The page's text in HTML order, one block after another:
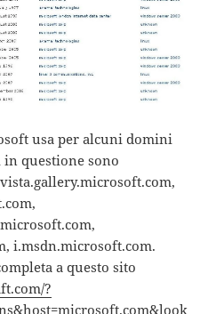
usa per alcuni domini
questione sono
i.msdn.microsoft.com.
a questo sito
?